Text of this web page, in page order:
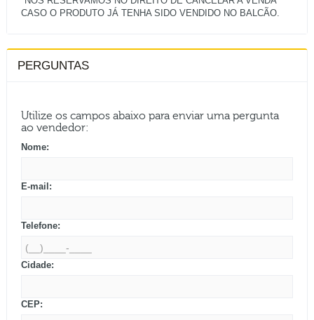
PERGUNTAS
Utilize os campos abaixo para enviar uma pergunta
ao vendedor:
Nome:
E-mail:
Telefone:
Cidade:
CEP: